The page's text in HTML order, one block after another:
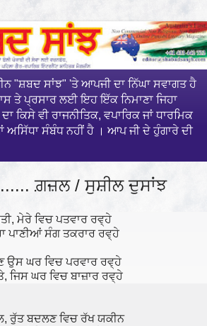
"ਸ਼ਬਦ ਸਾਂਝ" 'ਤੇ ਆਪਜੀ ਦਾ ਨਿੱਘਾ ਸਵਾਗਤ ਹੈ
ਤੇ ਪ੍ਰਸਾਰ ਲਈ ਇਹ ਇੱਕ ਨਿਮਾਣਾ ਜਿਹਾ
ਕਿਸੇ ਵੀ ਰਾਜਨੀਤਿਕ, ਵਪਾਰਿਕ ਜਾਂ ਧਾਰਮਿਕ
ਅਸਿੱਧਾ ਸੰਬੰਧ ਨਹੀਂ ਹੈ । ਆਪ ਜੀ ਦੇ ਹੁੰਗਾਰੇ ਦੀ
ਗ਼ਜ਼ਲ / ਸੁਸ਼ੀਲ ਦੁਸਾਂਝ
ਮੇਰੇ ਵਿਚ ਪਤਵਾਰ ਰਵ੍ਹੇ
ਪਾਣੀਆਂ ਸੰਗ ਤਕਰਾਰ ਰਵ੍ਹੇ
ਉਸ ਘਰ ਵਿਚ ਪਰਵਾਰ ਰਵ੍ਹੇ
ਜਿਸ ਘਰ ਵਿਚ ਬਾਜ਼ਾਰ ਰਵ੍ਹੇ
ਰੁੱਤ ਬਦਲਣ ਵਿਚ ਰੱਖ ਯਕੀਨ